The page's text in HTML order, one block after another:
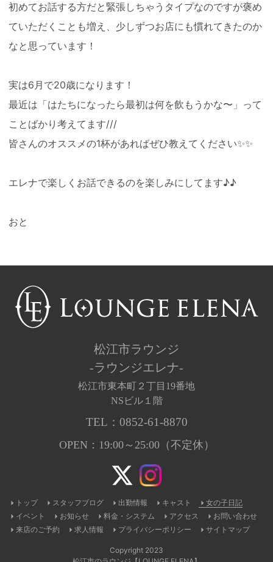
初めてお話する方だと緊張しちゃうタイプなのですが褒め
ていただくことも増え、少しずつお店にも慣れてきたのか
なと思っています！
実は6月で20歳になります！
最近は「はたちになったら最初は何を飲もうかな〜」って
ことばかり考えてます///
皆さんのオススメの1杯があればぜひ教えてください✨✨
エレナで楽しくお話できるのを楽しみにしてます♪♪
おと
松江市ラウンジ
-ラウンジエレナ-
松江市東本町２丁目19番地
NSビル１階
TEL： 0852-61-8870
OPEN：19:00～25:00（不定休）
トップ スタッフブログ 出勤情報 キャスト
女の子日記
イベント
お知らせ 料金・システム アクセス
お問い合わせ
来店のご予約
求人情報 プライバシーポリシー サイトマップ
Copyright 2023